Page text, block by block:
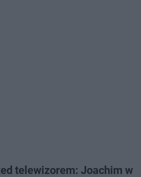
telewizorem: Joachim w